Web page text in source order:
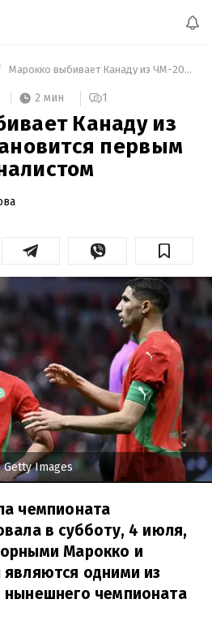
Марокко выбивает Канаду из ЧМ-2026 и становится первым четвертьфиналистом
2 мин 1
Канаду из
первым
Images
чемпионата
в субботу, 4 июля,
Марокко и
одними из
нынешнего чемпионата